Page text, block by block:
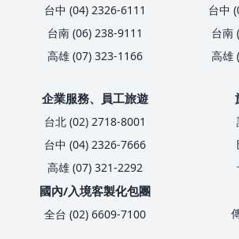
台中 (04) 2326-6111
台南 (06) 238-9111
高雄 (07) 323-1166
台中
台南
高雄
企業服務、員工旅遊
台北 (02) 2718-8001
台中 (04) 2326-7666
高雄 (07) 321-2292
國內/入境客製化包團
全台 (02) 6609-7100